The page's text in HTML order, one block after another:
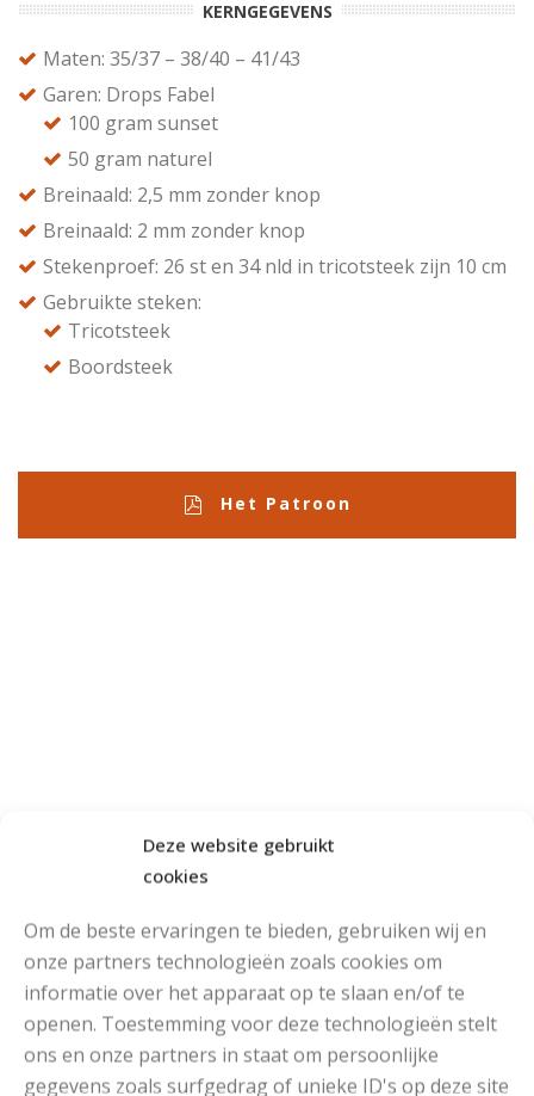
Deze website gebruikt
cookies
Om de beste ervaringen te bieden, gebruiken wij en
onze partners technologieën zoals cookies om
informatie over het apparaat op te slaan en/of te
openen. Toestemming voor deze technologieën stelt
ons en onze partners in staat om persoonlijke
gegevens zoals surfgedrag of unieke ID's op deze site
KERNGEGEVENS
Maten: 35/37 – 38/40 – 41/43
Garen: Drops Fabel
100 gram sunset
50 gram naturel
Breinaald: 2,5 mm zonder knop
Breinaald: 2 mm zonder knop
Stekenproef: 26 st en 34 nld in tricotsteek zijn 10 cm
Gebruikte steken:
Tricotsteek
Boordsteek
Het Patroon